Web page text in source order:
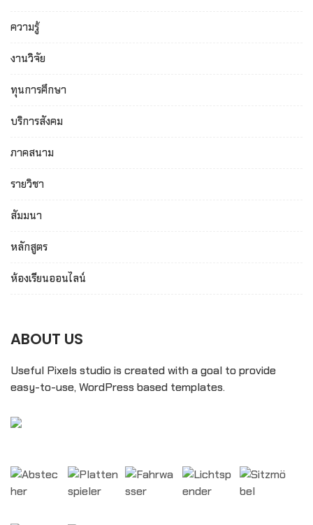
ความรู้
งานวิจัย
ทุนการศึกษา
บริการสังคม
ภาคสนาม
รายวิชา
สัมมนา
หลักสูตร
ห้องเรียนออนไลน์
ABOUT US
Useful Pixels studio is created with a goal to provide
easy-to-use, WordPress based templates.